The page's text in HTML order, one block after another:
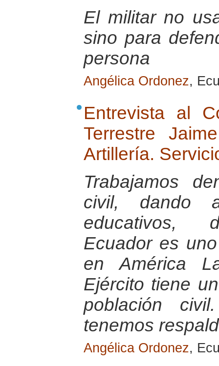
El militar no
sino para
persona
Angélica Ordonez,
Entrevista al
Terrestre
Artillería.
Trabajamos
civil, dando
educativos,
Ecuador es
en América
Ejército tiene
población
tenemos
Angélica Ordonez,